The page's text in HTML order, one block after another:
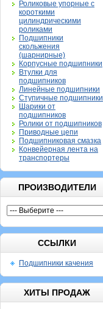
Роликовые упорные с
короткими
цилиндрическими
роликами
Подшипники
скольжения
(шарнирные)
Корпусные подшипники
Втулки для
подшипников
Линейные подшипники
Ступичные подшипники
Шарики от
подшипников
Ролики от подшипников
Приводные цепи
Подшипниковая смазка
Конвейерная лента на
транспортеры
ПРОИЗВОДИТЕЛИ
ССЫЛКИ
Подшипники качения
ХИТЫ ПРОДАЖ